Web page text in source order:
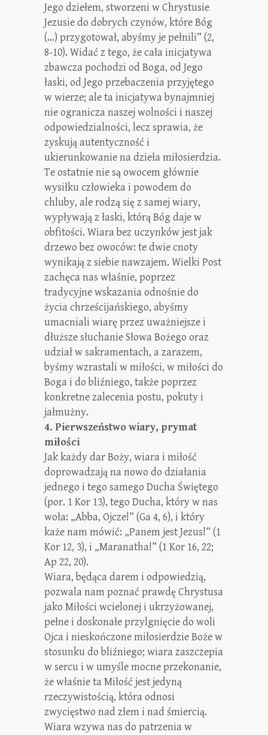
Jego dziełem, stworzeni w Chrystusie
Jezusie do dobrych czynów, które Bóg
(…) przygotował, abyśmy je pełnili” (2,
8-10). Widać z tego, że cała inicjatywa
zbawcza pochodzi od Boga, od Jego
łaski, od Jego przebaczenia przyjętego
w wierze; ale ta inicjatywa bynajmniej
nie ogranicza naszej wolności i naszej
odpowiedzialności, lecz sprawia, że
zyskują autentyczność i
ukierunkowanie na dzieła miłosierdzia.
Te ostatnie nie są owocem głównie
wysiłku człowieka i powodem do
chluby, ale rodzą się z samej wiary,
wypływają z łaski, którą Bóg daje w
obfitości. Wiara bez uczynków jest jak
drzewo bez owoców: te dwie cnoty
wynikają z siebie nawzajem. Wielki Post
zachęca nas właśnie, poprzez
tradycyjne wskazania odnośnie do
życia chrześcijańskiego, abyśmy
umacniali wiarę przez uważniejsze i
dłuższe słuchanie Słowa Bożego oraz
udział w sakramentach, a zarazem,
byśmy wzrastali w miłości, w miłości do
Boga i do bliźniego, także poprzez
konkretne zalecenia postu, pokuty i
jałmużny.
4. Pierwszeństwo wiary, prymat
miłości
Jak każdy dar Boży, wiara i miłość
doprowadzają na nowo do działania
jednego i tego samego Ducha Świętego
(por. 1 Kor 13), tego Ducha, który w nas
woła: „Abba, Ojcze!” (Ga 4, 6), i który
każe nam mówić: „Panem jest Jezus!” (1
Kor 12, 3), i „Maranatha!” (1 Kor 16, 22;
Ap 22, 20).
Wiara, będąca darem i odpowiedzią,
pozwala nam poznać prawdę Chrystusa
jako Miłości wcielonej i ukrzyżowanej,
pełne i doskonałe przylgnięcie do woli
Ojca i nieskończone miłosierdzie Boże w
stosunku do bliźniego; wiara zaszczepia
w sercu i w umyśle mocne przekonanie,
że właśnie ta Miłość jest jedyną
rzeczywistością, która odnosi
zwycięstwo nad złem i nad śmiercią.
Wiara wzywa nas do patrzenia w